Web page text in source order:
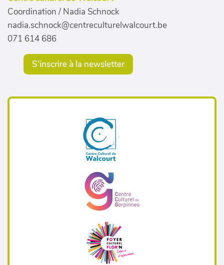
Coordination / Nadia Schnock
nadia.schnock@centreculturelwalcourt.be
071 614 686
S'inscrire à la newsletter